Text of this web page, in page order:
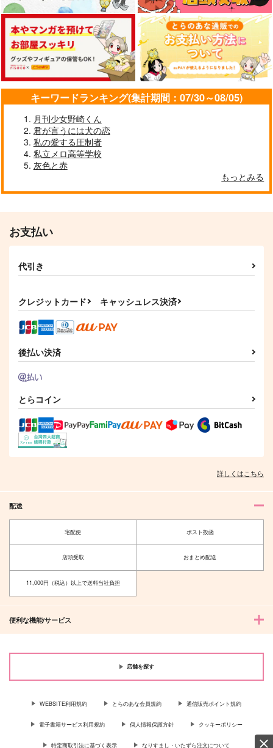
キーワードランキング(集計期間：07/30～08/05)
月刊少女野崎くん
君が言うには犬の恋
私の愛する圧制者
私立メロ高等学校
灰色と赤
もっとみる
お支払い
代引き
クレジットカード キャッシュレス決済
後払い決済
とらコイン
詳しくはこちら
配送
宅配便 ポスト投函
店頭受取 おまとめ配送
11,000円（税込）以上で送料当社負担
便利な機能/サービス
店舗を探す
WEBSITE利用規約 とらのあな会員規約 通信販売ポイント規約
電子書籍サービス利用規約 個人情報保護方針 クッキーポリシー
特定商取引法に基づく表示 なりすまし・いたずら注文について